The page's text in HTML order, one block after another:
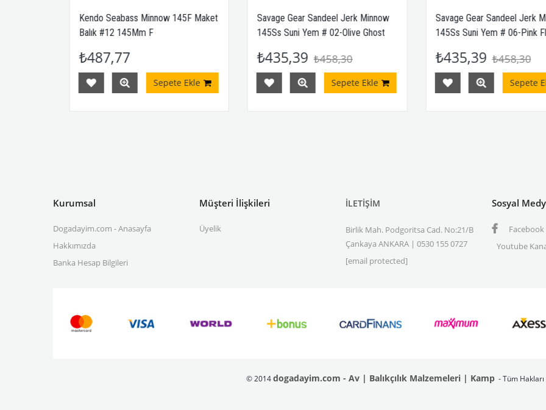
Kendo Seabass Minnow 145F Maket
Balık #12 145Mm F
₺487,77
Sepete Ekle
Savage Gear Sandeel Jerk Minnow
145Ss Suni Yem # 02-Olive Ghost
₺435,39 ₺458,30
Sepete Ekle
Savage Gear Sandeel Jerk
145Ss Suni Yem # 06-Pink
₺435,39 ₺458,30
Sepete
Kurumsal
Dogadayim.com - Anasayfa
Hakkımızda
Banka Hesap Bilgileri
Müşteri İlişkileri
Üyelik
İLETİŞİM
Birlik Mah. Podgoritsa Cad. No:21/B
Çankaya ANKARA | 0530 155 0727
[email protected]
Sosyal
Facebook
Youtube
© 2014dogadayim.com - Av | Balıkçılık Malzemeleri | Kamp - Tüm Hakları